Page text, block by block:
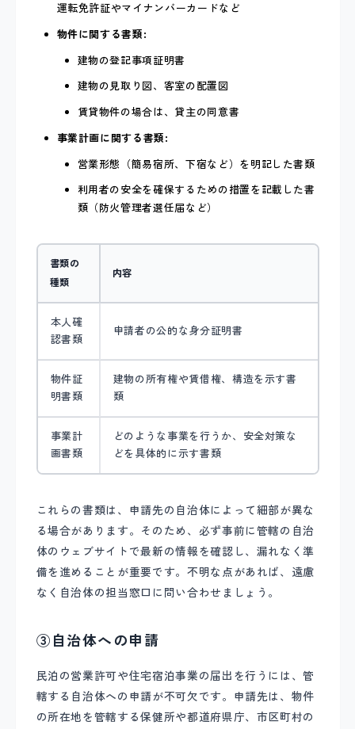
運転免許証やマイナンバーカードなど
物件に関する書類:
建物の登記事項証明書
建物の見取り図、客室の配置図
賃貸物件の場合は、貸主の同意書
事業計画に関する書類:
営業形態（簡易宿所、下宿など）を明記した書類
利用者の安全を確保するための措置を記載した書
類（防火管理者選任届など）
書類の
種類
内容
本人確
認書類
申請者の公的な身分証明書
物件証
明書類
建物の所有権や賃借権、構造を示す書
類
事業計
画書類
どのような事業を行うか、安全対策な
どを具体的に示す書類
これらの書類は、申請先の自治体によって細部が異な
る場合があります。そのため、必ず事前に管轄の自治
体のウェブサイトで最新の情報を確認し、漏れなく準
備を進めることが重要です。不明な点があれば、遠慮
なく自治体の担当窓口に問い合わせましょう。
③自治体への申請
民泊の営業許可や住宅宿泊事業の届出を行うには、管
轄する自治体への申請が不可欠です。申請先は、物件
の所在地を管轄する保健所や都道府県庁、市区町村の